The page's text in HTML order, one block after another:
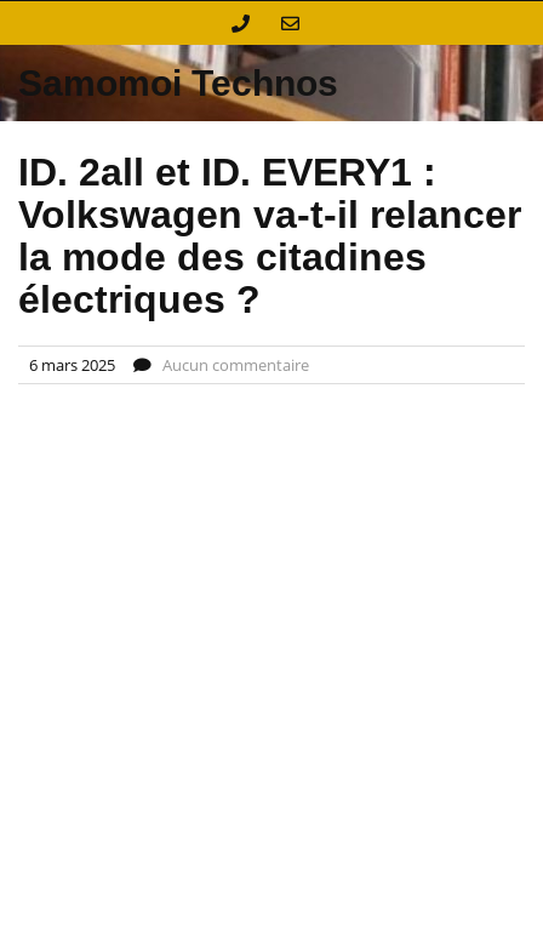
Samomoi Technos
ID. 2all et ID. EVERY1 :
Volkswagen va-t-il relancer
la mode des citadines
électriques ?
6 mars 2025 Aucun commentaire